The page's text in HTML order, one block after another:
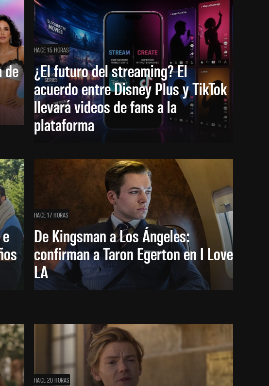
de
HACE 15 HORAS
¿El futuro del streaming? El
acuerdo entre Disney Plus y TikTok
llevará videos de fans a la
plataforma
HACE 17 HORAS
De Kingsman a Los Ángeles:
confirman a Taron Egerton en I Love
LA
HACE 20 HORAS